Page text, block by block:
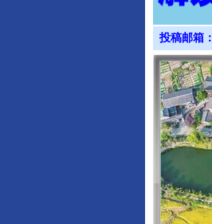
投稿邮箱：